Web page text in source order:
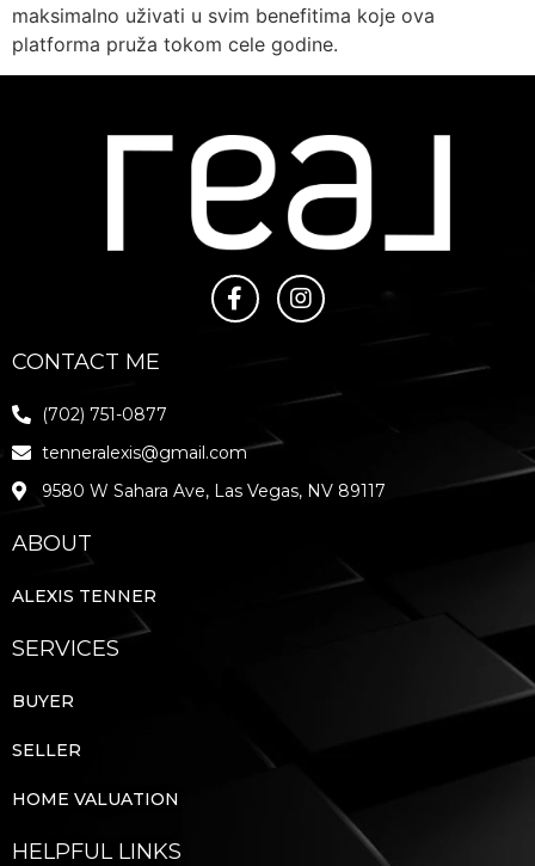
maksimalno uživati u svim benefitima koje ova
platforma pruža tokom cele godine.
CONTACT ME
(702) 751-0877
tenneralexis@gmail.com
9580 W Sahara Ave, Las Vegas, NV 89117
ABOUT
ALEXIS TENNER
SERVICES
BUYER
SELLER
HOME VALUATION
HELPFUL LINKS